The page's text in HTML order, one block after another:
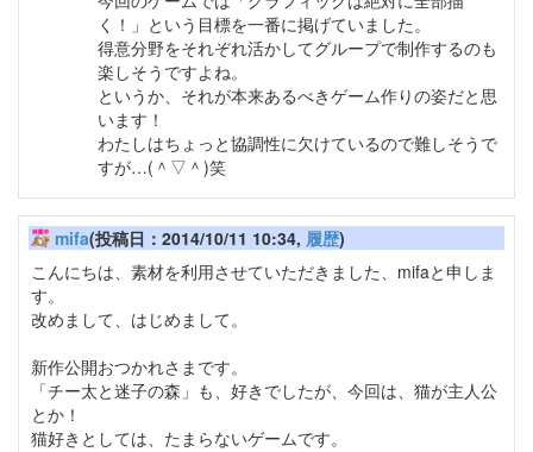
く！」という目標を一番に掲げていました。
得意分野をそれぞれ活かしてグループで制作するのも
楽しそうですよね。
というか、それが本来あるべきゲーム作りの姿だと思
います！
わたしはちょっと協調性に欠けているので難しそうで
すが…(＾▽＾)笑
mifa(投稿日：2014/10/11 10:34, 履歴)
こんにちは、素材を利用させていただきました、mifaと申しま
す。
改めまして、はじめまして。
新作公開おつかれさまです。
「チー太と迷子の森」も、好きでしたが、今回は、猫が主人公
とか！
猫好きとしては、たまらないゲームです。